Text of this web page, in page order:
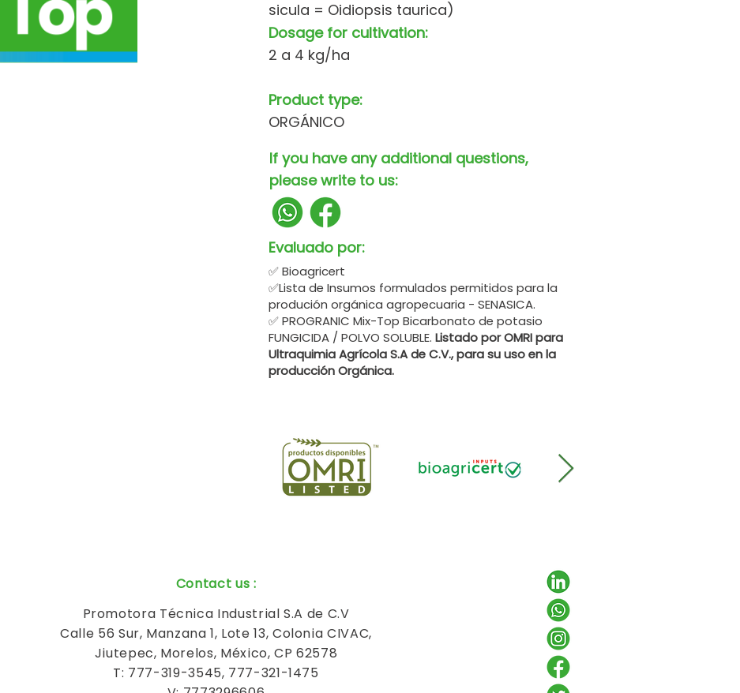
sicula = Oidiopsis taurica)
Dosage for cultivation:
2 a 4 kg/ha
Product type:
ORGÁNICO
If you have any additional questions,
please write to us:
Evaluado por:
✅ Bioagricert
✅Lista de Insumos formulados permitidos para la
produción orgánica agropecuaria - SENASICA.
✅ PROGRANIC Mix-Top Bicarbonato de potasio
FUNGICIDA / POLVO SOLUBLE. Listado por OMRI para
Ultraquimia Agrícola S.A de C.V., para su uso en la
producción Orgánica.
Contact us :
Promotora Técnica Industrial S.A de C.V
Calle 56 Sur, Manzana 1, Lote 13, Colonia CIVAC,
Jiutepec, Morelos, México, CP 62578
T: 777-319-3545, 777-321-1475